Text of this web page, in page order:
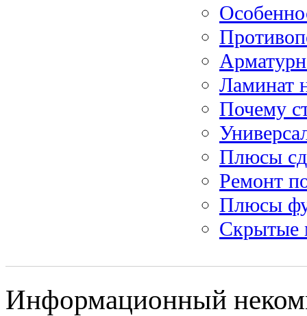
Ламинат
Почему
Плюсы
Ремонт
Плюсы
Скрытые
Информационный